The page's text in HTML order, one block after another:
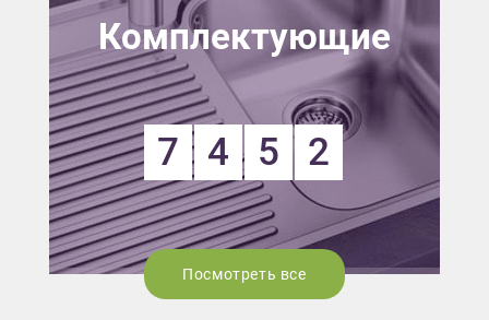
Комплектующие
7 4 5 2
Посмотреть все